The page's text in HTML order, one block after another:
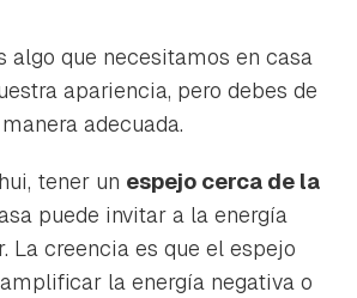
algo que necesitamos en casa
apariencia, pero debes de
adecuada.
tener un espejo cerca de la
puede invitar a la energía
La creencia es que el espejo
la energía negativa o